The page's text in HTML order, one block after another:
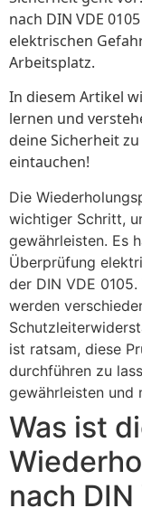
nach DIN VDE
elektrischen
Arbeitsplatz.
In diesem Artikel
lernen und
deine Sicherheit
eintauchen!
Die
wichtiger Schritt,
gewährleisten. Es
Überprüfung
der DIN VDE
werden
ist ratsam, diese
durchführen zu
gewährleisten und
Was ist
nach DIN